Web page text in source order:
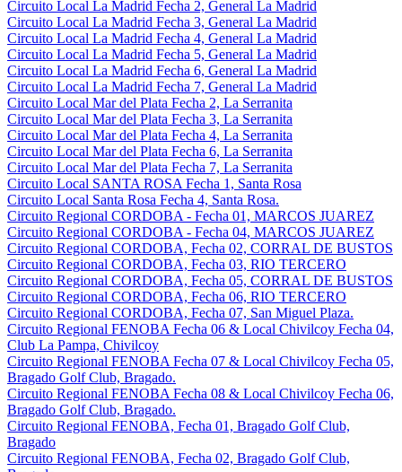
Circuito Local La Madrid Fecha 2, General La Madrid
Circuito Local La Madrid Fecha 3, General La Madrid
Circuito Local La Madrid Fecha 4, General La Madrid
Circuito Local La Madrid Fecha 5, General La Madrid
Circuito Local La Madrid Fecha 6, General La Madrid
Circuito Local La Madrid Fecha 7, General La Madrid
Circuito Local Mar del Plata Fecha 2, La Serranita
Circuito Local Mar del Plata Fecha 3, La Serranita
Circuito Local Mar del Plata Fecha 4, La Serranita
Circuito Local Mar del Plata Fecha 6, La Serranita
Circuito Local Mar del Plata Fecha 7, La Serranita
Circuito Local SANTA ROSA Fecha 1, Santa Rosa
Circuito Local Santa Rosa Fecha 4, Santa Rosa.
Circuito Regional CORDOBA - Fecha 01, MARCOS JUAREZ
Circuito Regional CORDOBA - Fecha 04, MARCOS JUAREZ
Circuito Regional CORDOBA, Fecha 02, CORRAL DE BUSTOS
Circuito Regional CORDOBA, Fecha 03, RIO TERCERO
Circuito Regional CORDOBA, Fecha 05, CORRAL DE BUSTOS
Circuito Regional CORDOBA, Fecha 06, RIO TERCERO
Circuito Regional CORDOBA, Fecha 07, San Miguel Plaza.
Circuito Regional FENOBA Fecha 06 & Local Chivilcoy Fecha 04,
Club La Pampa, Chivilcoy
Circuito Regional FENOBA Fecha 07 & Local Chivilcoy Fecha 05,
Bragado Golf Club, Bragado.
Circuito Regional FENOBA Fecha 08 & Local Chivilcoy Fecha 06,
Bragado Golf Club, Bragado.
Circuito Regional FENOBA, Fecha 01, Bragado Golf Club,
Bragado
Circuito Regional FENOBA, Fecha 02, Bragado Golf Club,